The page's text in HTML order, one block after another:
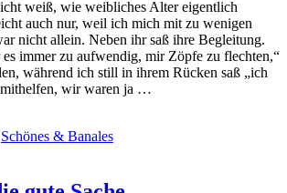
weiß, wie weibliches Alter eigentlich
auch nur, weil ich mich mit zu wenigen
nicht allein. Neben ihr saß ihre Begleitung.
immer zu aufwendig, mir Zöpfe zu flechten,“
während ich still in ihrem Rücken saß „ich
mithelfen, wir waren ja …
Schönes & Banales